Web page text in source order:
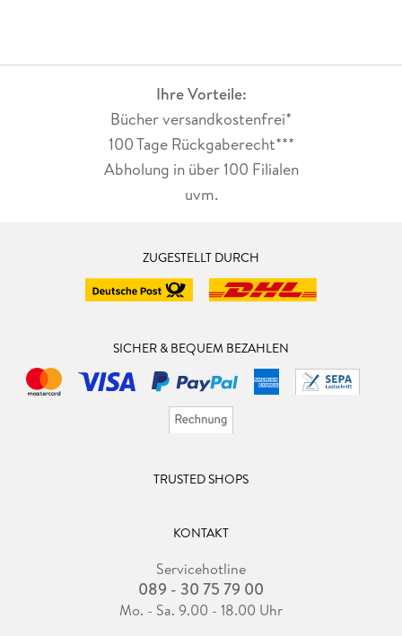
Ihre Vorteile:
Bücher versandkostenfrei*
100 Tage Rückgaberecht***
Abholung in über 100 Filialen
uvm.
ZUGESTELLT DURCH
SICHER & BEQUEM BEZAHLEN
TRUSTED SHOPS
KONTAKT
Servicehotline
089 - 30 75 79 00
Mo. - Sa. 9.00 - 18.00 Uhr